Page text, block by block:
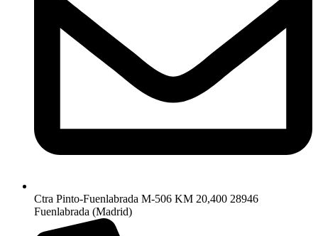
Ctra Pinto-Fuenlabrada M-506 KM 20,400 28946
Fuenlabrada (Madrid)